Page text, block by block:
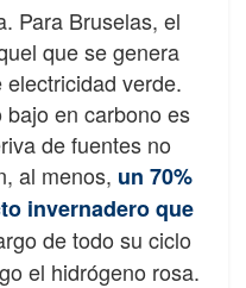
Para Bruselas, el
que se genera
verde.
en carbono es
de fuentes no
al menos, un 70%
invernadero que
de todo su ciclo
el hidrógeno rosa.